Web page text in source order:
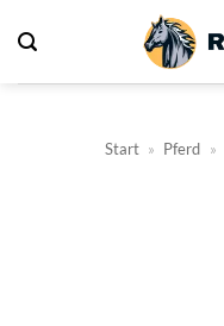
Inhalt
springen
Start » Pferd »